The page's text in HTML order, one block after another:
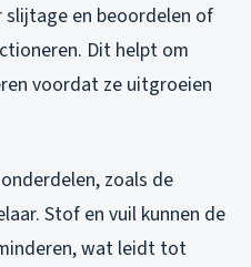
slijtage en beoordelen of
Dit helpt om
voordat ze uitgroeien
zoals de
Stof en vuil kunnen de
wat leidt tot